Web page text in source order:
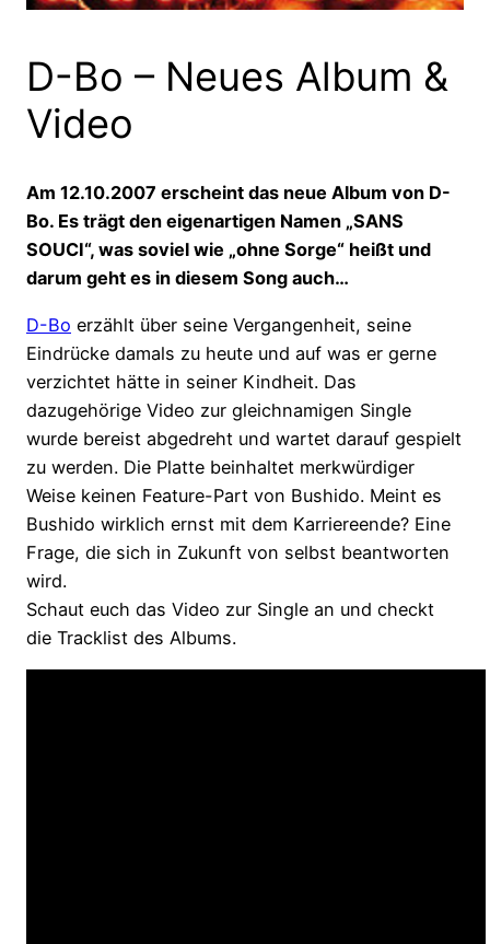
D-Bo – Neues Album &
Video
Am 12.10.2007 erscheint das neue Album von D-
Bo. Es trägt den eigenartigen Namen „SANS
SOUCI“, was soviel wie „ohne Sorge“ heißt und
darum geht es in diesem Song auch…
D-Bo erzählt über seine Vergangenheit, seine
Eindrücke damals zu heute und auf was er gerne
verzichtet hätte in seiner Kindheit. Das
dazugehörige Video zur gleichnamigen Single
wurde bereist abgedreht und wartet darauf gespielt
zu werden. Die Platte beinhaltet merkwürdiger
Weise keinen Feature-Part von Bushido. Meint es
Bushido wirklich ernst mit dem Karriereende? Eine
Frage, die sich in Zukunft von selbst beantworten
wird.
Schaut euch das Video zur Single an und checkt
die Tracklist des Albums.